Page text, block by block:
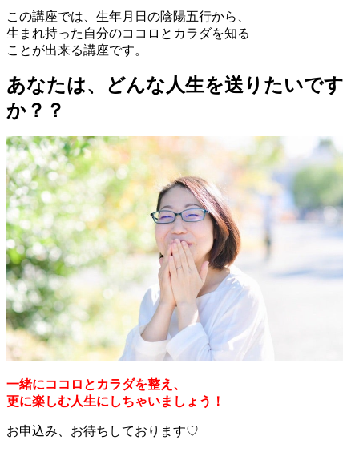
この講座では、生年月日の陰陽五行から、
生まれ持った自分のココロとカラダを知る
ことが出来る講座です。
あなたは、どんな人生を送りたいです
か？？
一緒にココロとカラダを整え、
更に楽しむ人生にしちゃいましょう！
お申込み、お待ちしております♡